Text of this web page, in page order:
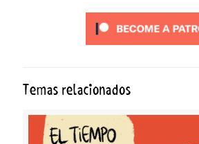
Temas relacionados